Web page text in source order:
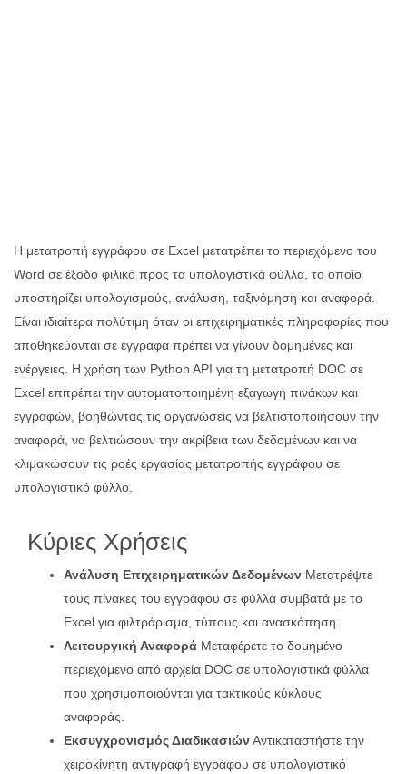
Η μετατροπή εγγράφου σε Excel μετατρέπει το περιεχόμενο του
Word σε έξοδο φιλικό προς τα υπολογιστικά φύλλα, το οποίο
υποστηρίζει υπολογισμούς, ανάλυση, ταξινόμηση και αναφορά.
Είναι ιδιαίτερα πολύτιμη όταν οι επιχειρηματικές πληροφορίες που
αποθηκεύονται σε έγγραφα πρέπει να γίνουν δομημένες και
ενέργειες. Η χρήση των Python API για τη μετατροπή DOC σε
Excel επιτρέπει την αυτοματοποιημένη εξαγωγή πινάκων και
εγγραφών, βοηθώντας τις οργανώσεις να βελτιστοποιήσουν την
αναφορά, να βελτιώσουν την ακρίβεια των δεδομένων και να
κλιμακώσουν τις ροές εργασίας μετατροπής εγγράφου σε
υπολογιστικό φύλλο.
Κύριες Χρήσεις
Ανάλυση Επιχειρηματικών Δεδομένων Μετατρέψτε
τους πίνακες του εγγράφου σε φύλλα συμβατά με το
Excel για φιλτράρισμα, τύπους και ανασκόπηση.
Λειτουργική Αναφορά Μεταφέρετε το δομημένο
περιεχόμενο από αρχεία DOC σε υπολογιστικά φύλλα
που χρησιμοποιούνται για τακτικούς κύκλους
αναφοράς.
Εκσυγχρονισμός Διαδικασιών Αντικαταστήστε την
χειροκίνητη αντιγραφή εγγράφου σε υπολογιστικό